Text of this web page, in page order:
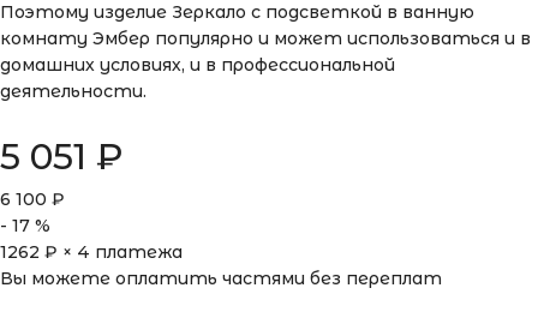
Поэтому изделие Зеркало с подсветкой в ванную
комнату Эмбер популярно и может использоваться и в
домашних условиях, и в профессиональной
деятельности.
5 051 ₽
6 100 ₽
- 17 %
1262 ₽ × 4 платежа
Вы можете оплатить частями без переплат